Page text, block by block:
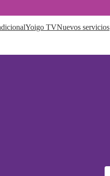
Yoigo TVNuevos servicios